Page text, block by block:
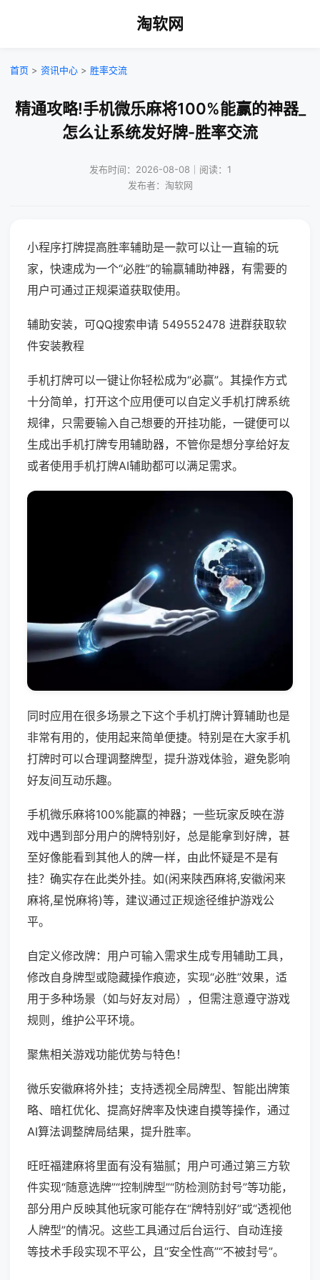
淘软网
首页 > 资讯中心 > 胜率交流
精通攻略!手机微乐麻将100%能赢的神器_
怎么让系统发好牌-胜率交流
发布时间：2026-08-08｜阅读：1
发布者：淘软网
小程序打牌提高胜率辅助是一款可以让一直输的玩
家，快速成为一个“必胜”的输赢辅助神器，有需要的
用户可通过正规渠道获取使用。
辅助安装，可QQ搜索申请 549552478 进群获取软
件安装教程
手机打牌可以一键让你轻松成为“必赢”。其操作方式
十分简单，打开这个应用便可以自定义手机打牌系统
规律，只需要输入自己想要的开挂功能，一键便可以
生成出手机打牌专用辅助器，不管你是想分享给好友
或者使用手机打牌AI辅助都可以满足需求。
同时应用在很多场景之下这个手机打牌计算辅助也是
非常有用的，使用起来简单便捷。特别是在大家手机
打牌时可以合理调整牌型，提升游戏体验，避免影响
好友间互动乐趣。
手机微乐麻将100%能赢的神器；一些玩家反映在游
戏中遇到部分用户的牌特别好，总是能拿到好牌，甚
至好像能看到其他人的牌一样，由此怀疑是不是有
挂？确实存在此类外挂。如(闲来陕西麻将,安徽闲来
麻将,星悦麻将)等，建议通过正规途径维护游戏公
平。
自定义修改牌：用户可输入需求生成专用辅助工具，
修改自身牌型或隐藏操作痕迹，实现“必胜”效果，适
用于多种场景（如与好友对局），但需注意遵守游戏
规则，维护公平环境。
聚焦相关游戏功能优势与特色！
微乐安徽麻将外挂；支持透视全局牌型、智能出牌策
略、暗杠优化、提高好牌率及快速自摸等操作，通过
AI算法调整牌局结果，提升胜率。
旺旺福建麻将里面有没有猫腻；用户可通过第三方软
件实现“随意选牌”“控制牌型”“防检测防封号”等功能，
部分用户反映其他玩家可能存在“牌特别好”或“透视他
人牌型”的情况。这些工具通过后台运行、自动连接
等技术手段实现不平公，且“安全性高”“不被封号”。